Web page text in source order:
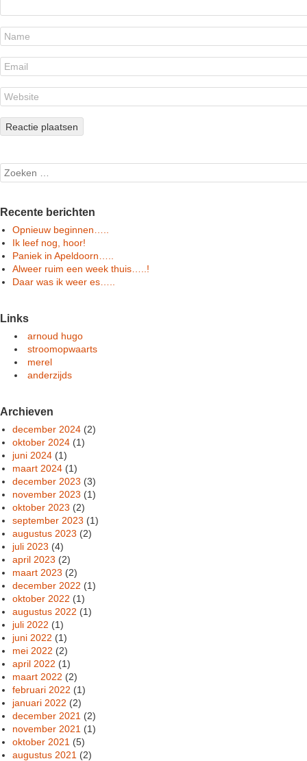
Search
Recente berichten
Opnieuw beginnen…..
Ik leef nog, hoor!
Paniek in Apeldoorn…..
Alweer ruim een week thuis…..!
Daar was ik weer es…..
Links
arnoud hugo
stroomopwaarts
merel
anderzijds
Archieven
december 2024 (2)
oktober 2024 (1)
juni 2024 (1)
maart 2024 (1)
december 2023 (3)
november 2023 (1)
oktober 2023 (2)
september 2023 (1)
augustus 2023 (2)
juli 2023 (4)
april 2023 (2)
maart 2023 (2)
december 2022 (1)
oktober 2022 (1)
augustus 2022 (1)
juli 2022 (1)
juni 2022 (1)
mei 2022 (2)
april 2022 (1)
maart 2022 (2)
februari 2022 (1)
januari 2022 (2)
december 2021 (2)
november 2021 (1)
oktober 2021 (5)
augustus 2021 (2)